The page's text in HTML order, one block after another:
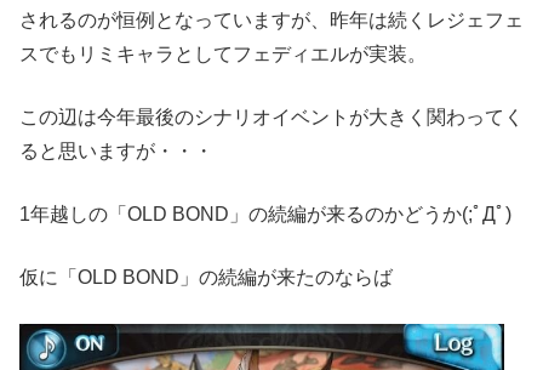
されるのが恒例となっていますが、昨年は続くレジェフェ
スでもリミキャラとしてフェディエルが実装。
この辺は今年最後のシナリオイベントが大きく関わってく
ると思いますが・・・
1年越しの「OLD BOND」の続編が来るのかどうか(;ﾟДﾟ)
仮に「OLD BOND」の続編が来たのならば